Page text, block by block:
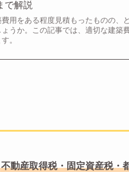
で解説
費用をある程度見積もったものの、
うか。この記事では、適切な建築
。
不動産取得税・固定資産税・